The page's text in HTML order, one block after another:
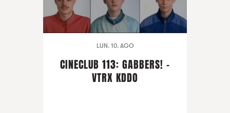
LUN. 10. AGO
CINECLUB 113: GABBERS! -
VTRX KDDO